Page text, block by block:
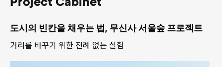
도시의 빈칸을 채우는 법, 무신사 서울숲 프로젝트
거리를 바꾸기 위한 전례 없는 실험